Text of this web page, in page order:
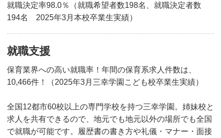
就職決定率98.0％（就職希望者数198名、就職決定者数
194名 2025年3月本校卒業生実績）
就職支援
保育業界への高い就職率！年間の保育系求人件数は、
10,466件！（2025年3月三幸学園こども校卒業生実績）
全国12都市60校以上の専門学校を持つ三幸学園。姉妹校と
求人を共有できるので、地元でも地元以外の場所でも全国
で就職が可能です。履歴書の書き方や礼儀・マナー・面接